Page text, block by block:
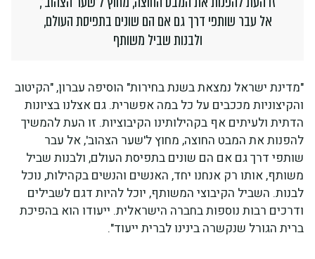
אל עבר שותפי דרך גם אם הם שונים בתפיסת העולם,
ולבנות שביל משותף
"מדינת ישראל נמצאת בשנת בחירות" הוסיפה עברון, "הקיטוב
והקיצוניות מככבים על כל במה אפשרית. גם אצלנו בציונות
הדתית ולעיתים אף בקהילותינו הקיבוציות. זו העת להמשיך
להפנות את המבט החוצה, מחוץ ל'שער הצהוב', אל עבר
שותפי דרך גם אם הם שונים בתפיסת העולם, ולבנות שביל
משותף, אותו רק אנחנו יחד, האנשים והנשים בקהילות, נוכל
לבנות. השביל הקיבוצי המשותף, יוכל להיות דגם לשבילים
ודרכים רבות נוספות בחברה הישראלית. ייעודו הוא בהפיכת
ברית הגורל שנקשרה בינינו לברית ייעוד".